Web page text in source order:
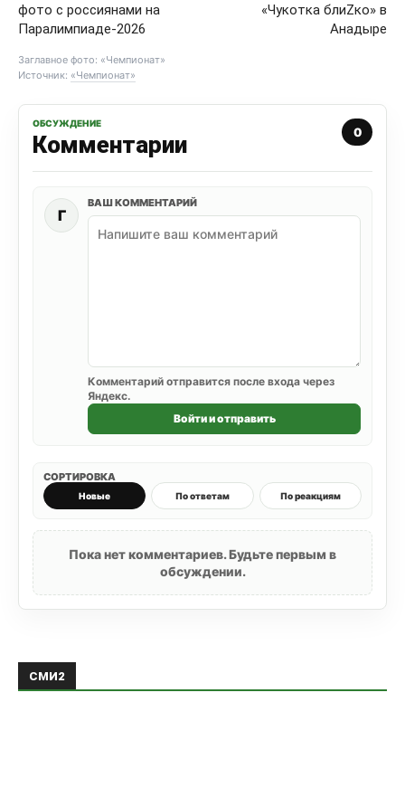
фото с россиянами на
Паралимпиаде-2026
«Чукотка блиZко» в
Анадыре
Заглавное фото: «Чемпионат»
Источник: «Чемпионат»
ОБСУЖДЕНИЕ
Комментарии 0
Г
ВАШ КОММЕНТАРИЙ
Комментарий отправится после входа через
Яндекс.
Войти и отправить
СОРТИРОВКА
Новые По ответам По реакциям
Пока нет комментариев. Будьте первым в
обсуждении.
СМИ2